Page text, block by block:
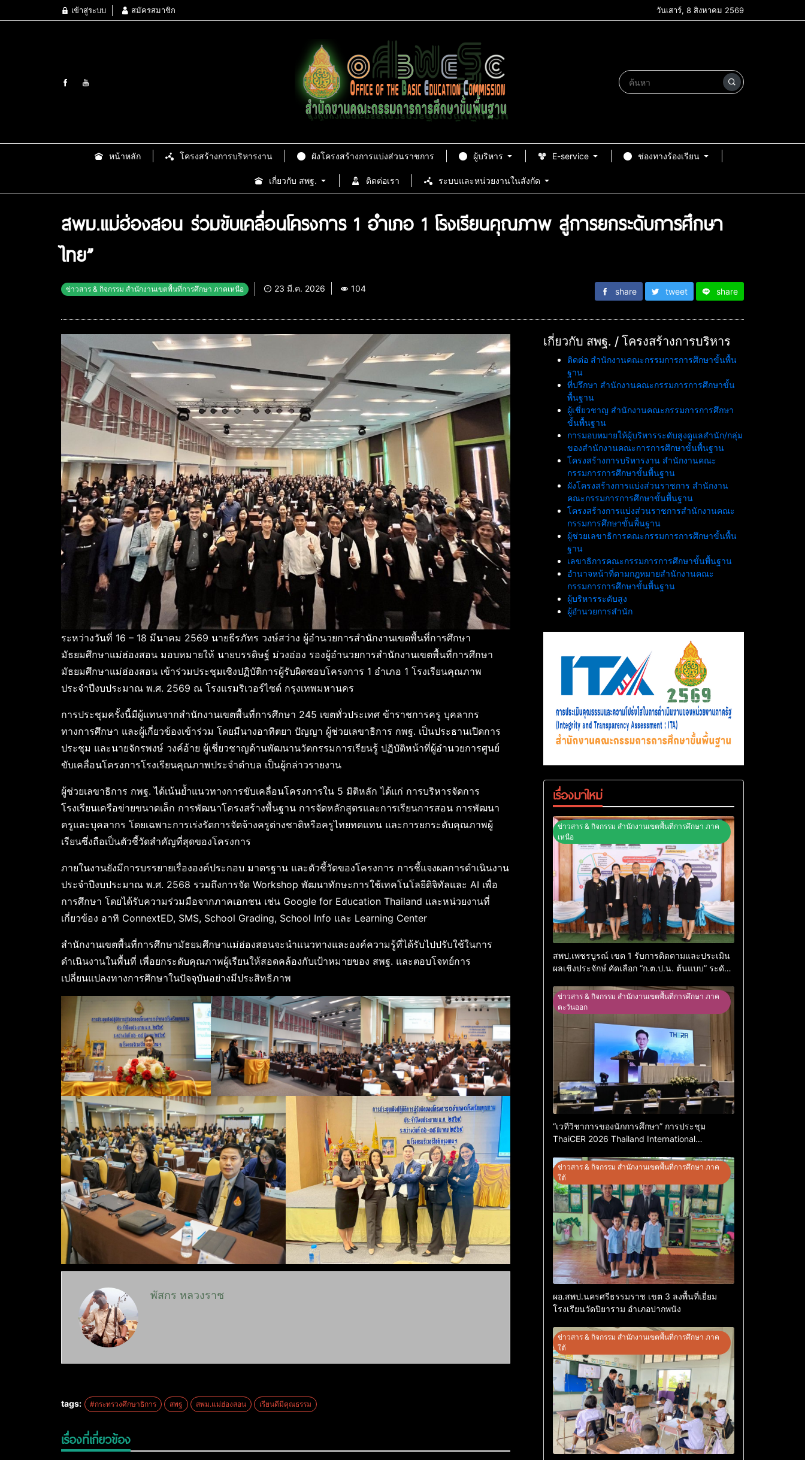
เข้าสู่ระบบ สมัครสมาชิก วันเสาร์, 8 สิงหาคม 2569
หน้าหลัก โครงสร้างการบริหารงาน ผังโครงสร้างการแบ่งส่วนราชการ ผู้บริหาร E-service ช่องทางร้องเรียน
เกี่ยวกับ สพฐ. ติดต่อเรา ระบบและหน่วยงานในสังกัด
สพม.แม่ฮ่องสอน ร่วมขับเคลื่อนโครงการ 1 อำเภอ 1 โรงเรียนคุณภาพ สู่การยกระดับการศึกษา
ไทย”
ข่าวสาร & กิจกรรม สำนักงานเขตพื้นที่การศึกษา ภาคเหนือ 23 มี.ค. 2026 104 share tweet share
ระหว่างวันที่ 16 – 18 มีนาคม 2569 นายธีรภัทร วงษ์สว่าง ผู้อำนวยการสำนักงานเขตพื้นที่การศึกษา
มัธยมศึกษาแม่ฮ่องสอน มอบหมายให้ นายบรรดิษฐ์ ม่วงอ่อง รองผู้อำนวยการสำนักงานเขตพื้นที่การศึกษา
มัธยมศึกษาแม่ฮ่องสอน เข้าร่วมประชุมเชิงปฏิบัติการผู้รับผิดชอบโครงการ 1 อำเภอ 1 โรงเรียนคุณภาพ
ประจำปีงบประมาณ พ.ศ. 2569 ณ โรงแรมริเวอร์ไซด์ กรุงเทพมหานคร
การประชุมครั้งนี้มีผู้แทนจากสำนักงานเขตพื้นที่การศึกษา 245 เขตทั่วประเทศ ข้าราชการครู บุคลากร
ทางการศึกษา และผู้เกี่ยวข้องเข้าร่วม โดยมีนางอาทิตยา ปัญญา ผู้ช่วยเลขาธิการ กพฐ. เป็นประธานเปิดการ
ประชุม และนายจักรพงษ์ วงค์อ้าย ผู้เชี่ยวชาญด้านพัฒนานวัตกรรมการเรียนรู้ ปฏิบัติหน้าที่ผู้อำนวยการศูนย์
ขับเคลื่อนโครงการโรงเรียนคุณภาพประจำตำบล เป็นผู้กล่าวรายงาน
ผู้ช่วยเลขาธิการ กพฐ. ได้เน้นย้ำแนวทางการขับเคลื่อนโครงการใน 5 มิติหลัก ได้แก่ การบริหารจัดการ
โรงเรียนเครือข่ายขนาดเล็ก การพัฒนาโครงสร้างพื้นฐาน การจัดหลักสูตรและการเรียนการสอน การพัฒนา
ครูและบุคลากร โดยเฉพาะการเร่งรัดการจัดจ้างครูต่างชาติหรือครูไทยทดแทน และการยกระดับคุณภาพผู้
เรียนซึ่งถือเป็นตัวชี้วัดสำคัญที่สุดของโครงการ
ภายในงานยังมีการบรรยายเรื่ององค์ประกอบ มาตรฐาน และตัวชี้วัดของโครงการ การชี้แจงผลการดำเนินงาน
ประจำปีงบประมาณ พ.ศ. 2568 รวมถึงการจัด Workshop พัฒนาทักษะการใช้เทคโนโลยีดิจิทัลและ AI เพื่อ
การศึกษา โดยได้รับความร่วมมือจากภาคเอกชน เช่น Google for Education Thailand และหน่วยงานที่
เกี่ยวข้อง อาทิ ConnextED, SMS, School Grading, School Info และ Learning Center
สำนักงานเขตพื้นที่การศึกษามัธยมศึกษาแม่ฮ่องสอนจะนำแนวทางและองค์ความรู้ที่ได้รับไปปรับใช้ในการ
ดำเนินงานในพื้นที่ เพื่อยกระดับคุณภาพผู้เรียนให้สอดคล้องกับเป้าหมายของ สพฐ. และตอบโจทย์การ
เปลี่ยนแปลงทางการศึกษาในปัจจุบันอย่างมีประสิทธิภาพ
พัสกร หลวงราช
tags: #กระทรวงศึกษาธิการ สพฐ สพม.แม่ฮ่องสอน เรียนดีมีคุณธรรม
เรื่องที่เกี่ยวข้อง
เกี่ยวกับ สพฐ. / โครงสร้างการบริหาร
ติดต่อ สำนักงานคณะกรรมการการศึกษาขั้นพื้น
ฐาน
ที่ปรึกษา สำนักงานคณะกรรมการการศึกษาขั้น
พื้นฐาน
ผู้เชี่ยวชาญ สำนักงานคณะกรรมการการศึกษา
ขั้นพื้นฐาน
การมอบหมายให้ผู้บริหารระดับสูงดูแลสำนัก/กลุ่ม
ของสำนักงานคณะการการศึกษาขั้นพื้นฐาน
โครงสร้างการบริหารงาน สำนักงานคณะ
กรรมการการศึกษาขั้นพื้นฐาน
ผังโครงสร้างการแบ่งส่วนราชการ สำนักงาน
คณะกรรมการการศึกษาขั้นพื้นฐาน
โครงสร้างการแบ่งส่วนราชการสำนักงานคณะ
กรรมการศึกษาขั้นพื้นฐาน
ผู้ช่วยเลขาธิการคณะกรรมการการศึกษาขั้นพื้น
ฐาน
เลขาธิการคณะกรรมการการศึกษาขั้นพื้นฐาน
อำนาจหน้าที่ตามกฎหมายสำนักงานคณะ
กรรมการการศึกษาขั้นพื้นฐาน
ผู้บริหารระดับสูง
ผู้อำนวยการสำนัก
เรื่องมาใหม่
ข่าวสาร & กิจกรรม สำนักงานเขตพื้นที่การศึกษา ภาค
เหนือ
สพป.เพชรบูรณ์ เขต 1 รับการติดตามและประเมิน
ผลเชิงประจักษ์ คัดเลือก “ก.ต.ป.น. ต้นแบบ” ระดับ
ข่าวสาร & กิจกรรม สำนักงานเขตพื้นที่การศึกษา ภาค
ตะวันออก
“เวทีวิชาการของนักการศึกษา” การประชุม
ThaiCER 2026 Thailand International
2026
ข่าวสาร & กิจกรรม สำนักงานเขตพื้นที่การศึกษา ภาค
ใต้
ผอ.สพป.นครศรีธรรมราช เขต 3 ลงพื้นที่เยี่ยม
โรงเรียนวัดปิยาราม อำเภอปากพนัง
ข่าวสาร & กิจกรรม สำนักงานเขตพื้นที่การศึกษา ภาค
ใต้